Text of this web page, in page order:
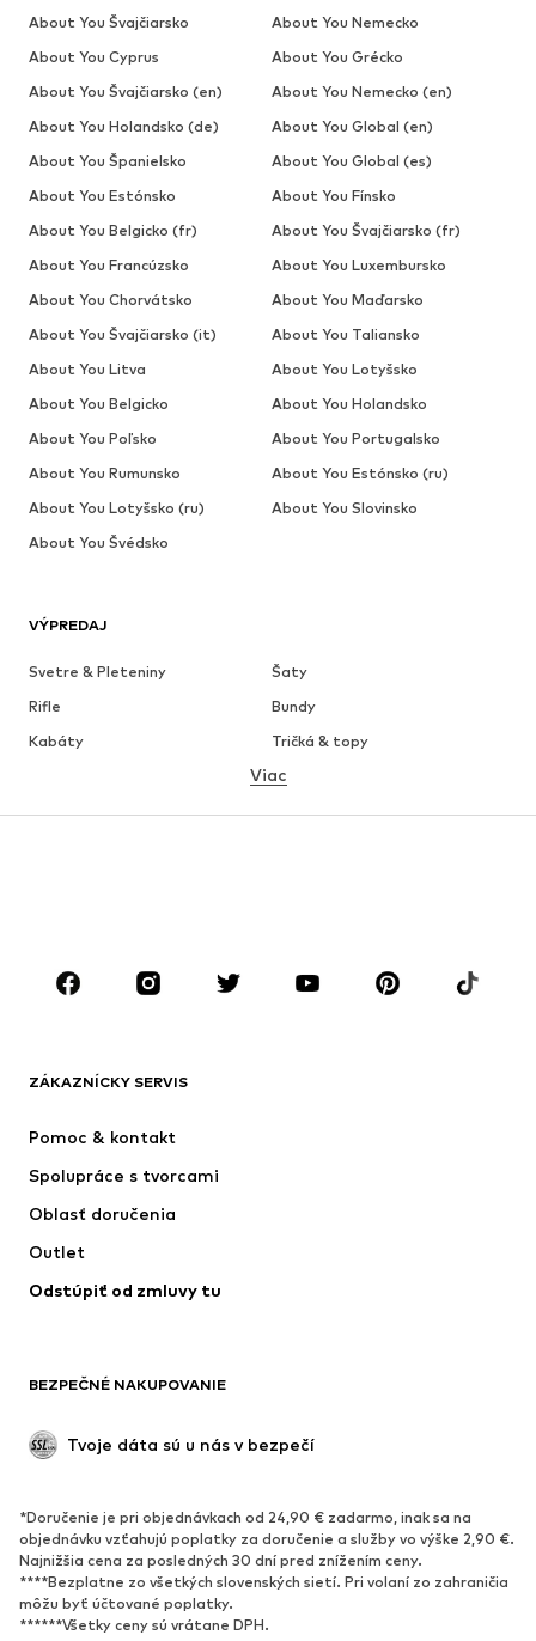
VÝPREDAJ
Svetre & Pleteniny
Šaty
Rifle
Bundy
Kabáty
Tričká & topy
Bielizeň
Doplnky
Premium
Nové
Bundy
Bielizeň
Kabáty
Plavky
Príležitosti
Upcyklácia
Nové
Obľúbené
Tenisky
Členkové čižmy
Topánky na vysokom podpätku
Sandále
Viac
ZÁKAZNÍCKY SERVIS
Pomoc & kontakt
Spolupráce s tvorcami
Oblasť doručenia
Outlet
Odstúpiť od zmluvy tu
BEZPEČNÉ NAKUPOVANIE
Tvoje dáta sú u nás v bezpečí
*Doručenie je pri objednávkach od 24,90 € zadarmo, inak sa na
objednávku vzťahujú poplatky za doručenie a služby vo výške 2,90 €.
Najnižšia cena za posledných 30 dní pred znížením ceny.
****Bezplatne zo všetkých slovenských sietí. Pri volaní zo zahraničia
môžu byť účtované poplatky.
******Všetky ceny sú vrátane DPH.
About You Švajčiarsko
About You Nemecko
About You Cyprus
About You Grécko
About You Švajčiarsko (en)
About You Nemecko (en)
About You Holandsko (de)
About You Global (en)
About You Španielsko
About You Global (es)
About You Estónsko
About You Fínsko
About You Belgicko (fr)
About You Švajčiarsko (fr)
About You Francúzsko
About You Luxembursko
About You Chorvátsko
About You Maďarsko
About You Švajčiarsko (it)
About You Taliansko
About You Litva
About You Lotyšsko
About You Belgicko
About You Holandsko
About You Poľsko
About You Portugalsko
About You Rumunsko
About You Estónsko (ru)
About You Lotyšsko (ru)
About You Slovinsko
About You Švédsko